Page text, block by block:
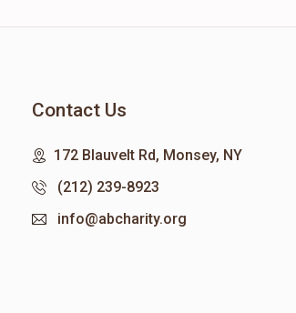
Contact Us
172 Blauvelt Rd, Monsey, NY
(212) 239-8923
info@abcharity.org